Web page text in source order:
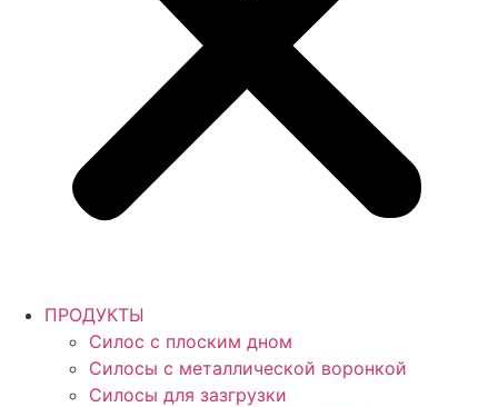
ПРОДУКТЫ
Силос с плоским дном
Силосы с металлической воронкой
Силосы для зазгрузки